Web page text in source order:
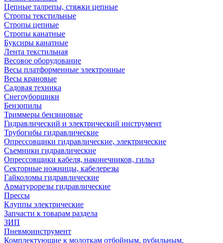
Цепные талрепы, стяжки цепные
Стропы текстильные
Стропы цепные
Стропы канатные
Буксиры канатные
Лента текстильная
Весовое оборудование
Весы платформенные электронные
Весы крановые
Садовая техника
Снегоуборщики
Бензопилы
Триммеры бензиновые
Гидравлический и электрический инструмент
Трубогибы гидравлические
Опрессовщики гидравлические, электрические
Съемники гидравлические
Опрессовщики кабеля, наконечников, гильз
Секторные ножницы, кабелерезы
Гайколомы гидравлические
Арматурорезы гидравлические
Прессы
Клуппы электрические
Запчасти к товарам раздела
ЗИП
Пневмоинструмент
Комплектующие к молоткам отбойным, рубильным,